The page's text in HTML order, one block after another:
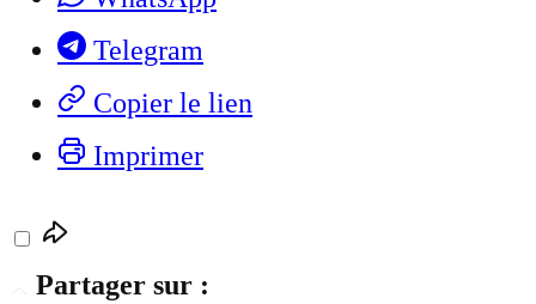
Telegram
Copier le lien
Imprimer
Partager sur :